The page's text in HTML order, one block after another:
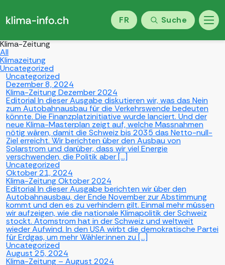
FR Suche
Klima-Zeitung
All
Klimazeitung
Uncategorized
Uncategorized
Dezember 8, 2024
Klima-Zeitung Dezember 2024
Editorial In dieser Ausgabe diskutieren wir, was das Nein
zum Autobahnausbau für die Verkehrswende bedeuten
könnte. Die Finanzplatzinitiative wurde lanciert. Und der
neue Klima-Masterplan zeigt auf, welche Massnahmen
nötig wären, damit die Schweiz bis 2035 das Netto-null-
Ziel erreicht. Wir berichten über den Ausbau von
Solarstrom und darüber, dass wir viel Energie
verschwenden, die Politik aber […]
Uncategorized
Oktober 21, 2024
Klima-Zeitung Oktober 2024
Editorial In dieser Ausgabe berichten wir über den
Autobahnausbau, der Ende November zur Abstimmung
kommt und den es zu verhindern gilt. Einmal mehr müssen
wir aufzeigen, wie die nationale Klimapolitik der Schweiz
stockt. Atomstrom hat in der Schweiz und weltweit
wieder Aufwind. In den USA wirbt die demokratische Partei
für Erdgas, um mehr Wähler:innen zu […]
Uncategorized
August 25, 2024
Klima-Zeitung – August 2024